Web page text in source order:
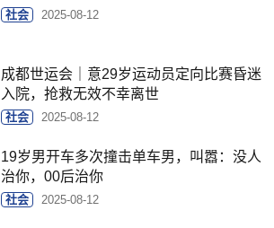
社会 2025-08-12
成都世运会｜意29岁运动员定向比赛昏迷
入院，抢救无效不幸离世
社会 2025-08-12
19岁男开车多次撞击单车男，叫嚣：没人
治你，00后治你
社会 2025-08-12